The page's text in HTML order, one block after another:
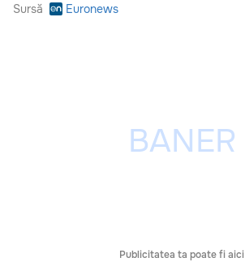
Sursă Euronews
Publicitatea ta poate fi aici